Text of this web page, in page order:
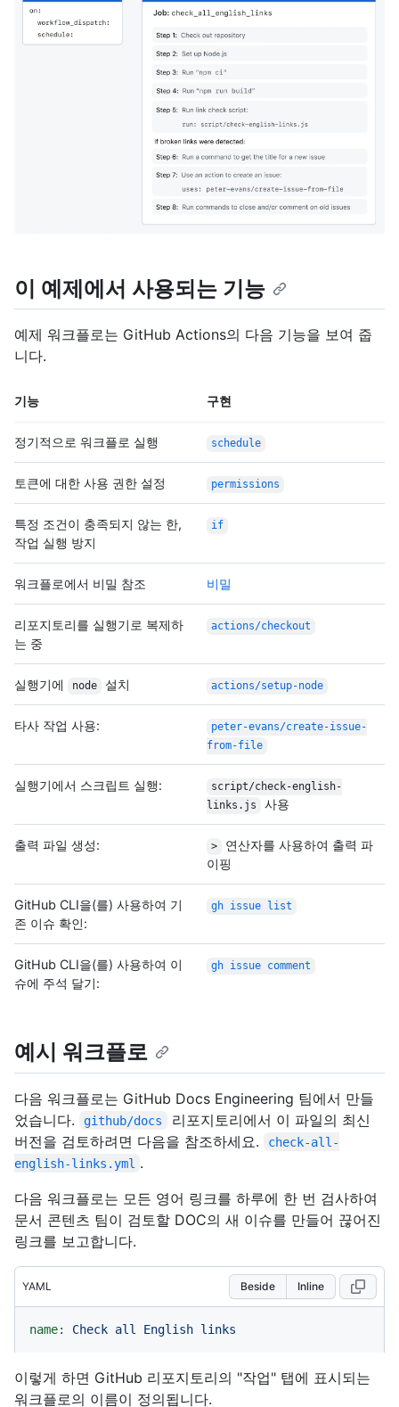
이 예제에서 사용되는 기능
예제 워크플로는 GitHub Actions의 다음 기능을 보여 줍
니다.
기능 구현
정기적으로 워크플로 실행 schedule
토큰에 대한 사용 권한 설정 permissions
특정 조건이 충족되지 않는 한,
작업 실행 방지
if
워크플로에서 비밀 참조 비밀
리포지토리를 실행기로 복제하
는 중
actions/checkout
실행기에 node 설치 actions/setup-node
타사 작업 사용:
peter-evans/create-issue-
from-file
실행기에서 스크립트 실행:
script/check-english-
links.js
사용
출력 파일 생성: >
연산자를 사용하여 출력 파
이핑
GitHub CLI을(를) 사용하여 기
존 이슈 확인:
gh issue list
GitHub CLI을(를) 사용하여 이
슈에 주석 달기:
gh issue comment
예시 워크플로
다음 워크플로는 GitHub Docs Engineering 팀에서 만들
었습니다.
github/docs
리포지토리에서 이 파일의 최신
버전을 검토하려면 다음을 참조하세요.
check-all-
english-links.yml .
다음 워크플로는 모든 영어 링크를 하루에 한 번 검사하여
문서 콘텐츠 팀이 검토할 DOC의 새 이슈를 만들어 끊어진
링크를 보고합니다.
YAML Beside Inline
name: Check all English links
이렇게 하면 GitHub 리포지토리의 "작업" 탭에 표시되는
워크플로의 이름이 정의됩니다.